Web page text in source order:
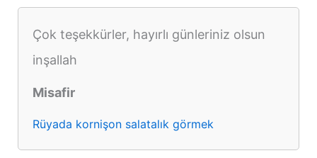
Çok teşekkürler, hayırlı günleriniz olsun
inşallah
Misafir
Rüyada kornişon salatalık görmek